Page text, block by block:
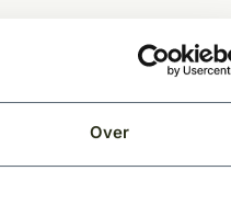
Over